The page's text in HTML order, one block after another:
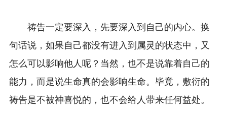
祷告一定要深入，先要深入到自己的内心。换
句话说，如果自己都没有进入到属灵的状态中，又
怎么可以影响他人呢？当然，也不是说靠着自己的
能力，而是说生命真的会影响生命。毕竟，敷衍的
祷告是不被神喜悦的，也不会给人带来任何益处。